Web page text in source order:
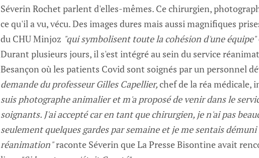
Séverin Rochet parlent d'elles-mêmes. Ce chirurgien,
ce qu'il a vu, vécu. Des images dures mais aussi magnifiques
du CHU Minjoz "qui symbolisent toute la cohésion d'une équipe"
Durant plusieurs jours, il s'est intégré au sein du service
Besançon où les patients Covid sont soignés par un personnel
demande du professeur Gilles Capellier,chef de la réa médicale,
suis photographe animalier et m'a proposé de venir dans le
soignants. J'ai accepté car en tant que chirurgien, je n'ai pas
seulement quelques gardes par semaine et je me sentais démuni
réanimation"raconte Séverin que La Presse Bisontine avait